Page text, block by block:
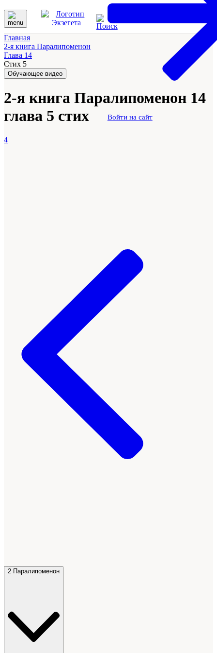
Войти на сайт
Главная
2-я книга Паралипоменон
Глава 14
Стих 5
Обучающее видео
2-я книга Паралипоменон 14
глава 5 стих
4
2 Паралипоменон